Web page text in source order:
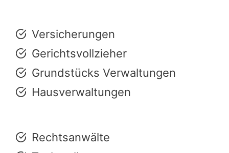
Versicherungen
Gerichtsvollzieher
Grundstücks Verwaltungen
Hausverwaltungen
Rechtsanwälte